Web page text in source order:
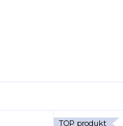
TOP produkt